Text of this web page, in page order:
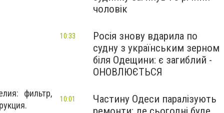
фильтр,
чоловік
Росія знову вдарила по
судну з українським зерном
біля Одещини: є загиблий -
ОНОВЛЮЄТЬСЯ
10:33
Частину Одеси паралізують
10:01